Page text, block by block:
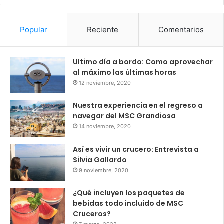
Popular Reciente Comentarios
Ultimo día a bordo: Como aprovechar
al máximo las últimas horas
12 noviembre, 2020
Nuestra experiencia en el regreso a
navegar del MSC Grandiosa
14 noviembre, 2020
Así es vivir un crucero: Entrevista a
Silvia Gallardo
9 noviembre, 2020
¿Qué incluyen los paquetes de
bebidas todo incluido de MSC
Cruceros?